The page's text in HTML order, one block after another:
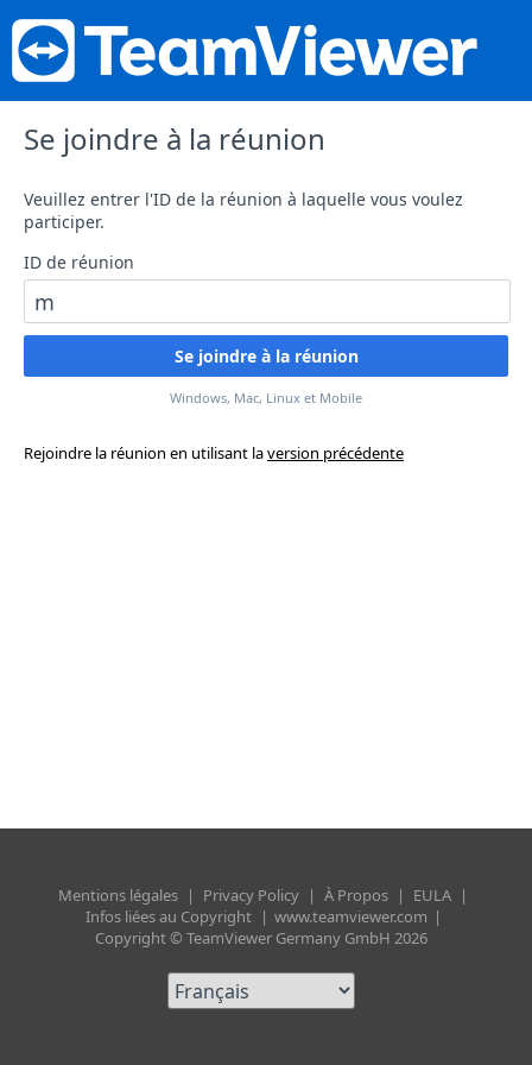
Se joindre à la réunion
Veuillez entrer l'ID de la réunion à laquelle vous voulez
participer.
ID de réunion
Windows, Mac, Linux et Mobile
Rejoindre la réunion en utilisant laversion précédente
Mentions légales | Privacy Policy | À Propos | EULA |
Infos liées au Copyright | www.teamviewer.com |
Copyright © TeamViewer Germany GmbH 2026